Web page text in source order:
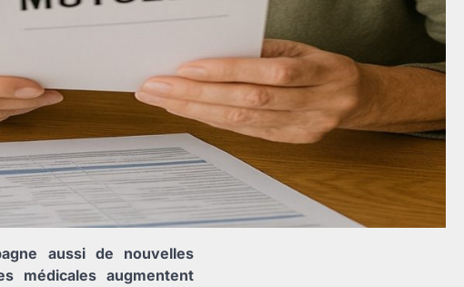
aussi de nouvelles
médicales augmentent